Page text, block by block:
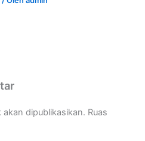
akan dipublikasikan. Ruas